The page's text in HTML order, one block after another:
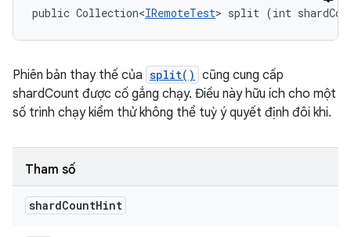
public Collection<IRemoteTest> split (int
Phiên bản thay thế của split() cũng cung cấp
shardCount được cố gắng chạy. Điều này hữu ích cho một
số trình chạy kiểm thử không thể tuỳ ý quyết định đôi khi.
Tham số
shardCountHint